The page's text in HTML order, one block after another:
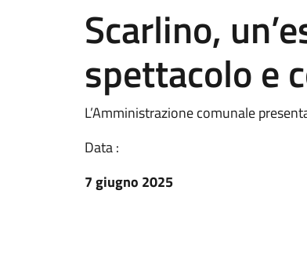
Scarlino,
spettacolo e
L’Amministrazione comunale
Data :
7 giugno 2025